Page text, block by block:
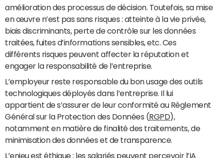
amélioration des processus de décision. Toutefois, sa mise
en œuvre n’est pas sans risques : atteinte à la vie privée,
biais discriminants, perte de contrôle sur les données
traitées, fuites d’informations sensibles, etc. Ces
différents risques peuvent affecter la réputation et
engager la responsabilité de l’entreprise.
L’employeur reste responsable du bon usage des outils
technologiques déployés dans l’entreprise. Il lui
appartient de s’assurer de leur conformité au Règlement
Général sur la Protection des Données (RGPD),
notamment en matière de finalité des traitements, de
minimisation des données et de transparence.
L’enjeu est éthique : les salariés peuvent percevoir l’IA